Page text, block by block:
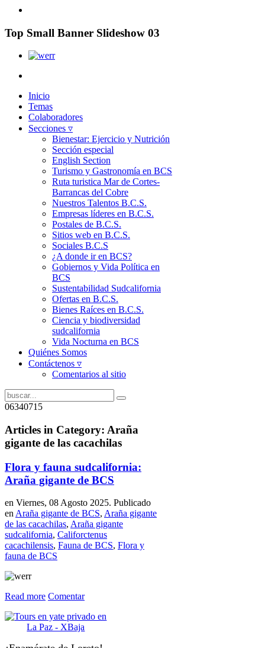
Top Small Banner Slideshow 03
Inicio
Temas
Colaboradores
Secciones ▿
Bienestar: Ejercicio y Nutrición
Sección especial
English Section
Turismo y Gastronomía en BCS
Ruta turistica Mar de Cortes-
Barrancas del Cobre
Nuestros Talentos B.C.S.
Empresas líderes en B.C.S.
Postales de B.C.S.
Sitios web en B.C.S.
Sociales B.C.S
¿A donde ir en BCS?
Gobiernos y Vida Política en
BCS
Sustentabilidad Sudcalifornia
Ofertas en B.C.S.
Bienes Raíces en B.C.S.
Ciencia y biodiversidad
sudcalifornia
Vida Nocturna en BCS
Quiénes Somos
Contáctenos ▿
Comentarios al sitio
06340715
Articles in Category: Araña
gigante de las cacachilas
Flora y fauna sudcalifornia:
Araña gigante de BCS
en Viernes, 08 Agosto 2025. Publicado
enAraña gigante de BCS, Araña gigante
de las cacachilas, Araña gigante
sudcalifornia, Califorctenus
cacachilensis, Fauna de BCS, Flora y
fauna de BCS
Read more Comentar